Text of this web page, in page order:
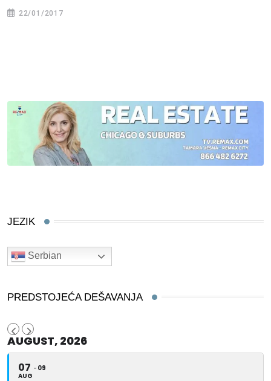
22/01/2017
JEZIK
Serbian
PREDSTOJEĆA DEŠAVANJA
AUGUST, 2026
07
AUG
09